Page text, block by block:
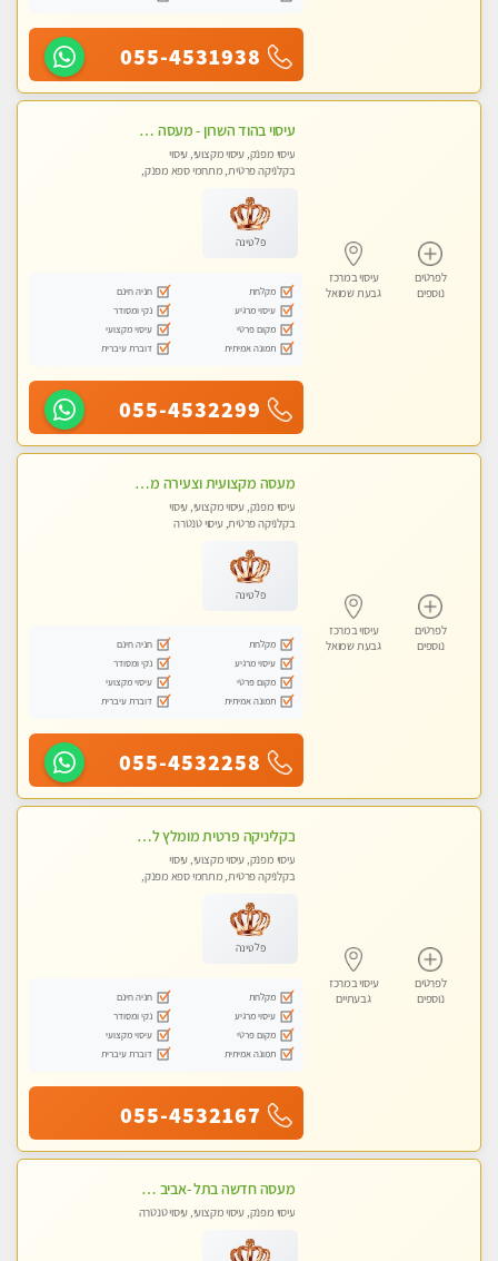
055-4531938
לפרטים
נוספים
עיסוי במרכז
גבעת שמואל
עיסוי בהוד השרון - מעסה חדשה ואיכותית לעיסוי מרגיע ומפנק VIP-מומלץ לחלוטין! פרטי! ​​​​​​ Highly recommended
עיסוי מפנק, עיסוי מקצועי, עיסוי
בקלניקה פרטית, מתחמי ספא מפנק,
פלטינה
מקלחת
חניה חינם
עיסוי מרגיע
נקי ומסודר
מקום פרטי
עיסוי מקצועי
תמונה אמיתית
דוברת עיברית
055-4532299
לפרטים
נוספים
עיסוי במרכז
גבעת שמואל
מעסה מקצועית וצעירה מוזמן לחוויה בלתי נשכחת! מומלץ לחלוטין! כל סוגי העיסויים מעסה מקצועית ואיכותית פרטי!!!
עיסוי מפנק, עיסוי מקצועי, עיסוי
בקלניקה פרטית, עיסוי טנטרה
פלטינה
מקלחת
חניה חינם
עיסוי מרגיע
נקי ומסודר
מקום פרטי
עיסוי מקצועי
תמונה אמיתית
דוברת עיברית
055-4532258
לפרטים
נוספים
עיסוי במרכז
גבעתיים
בקליניקה פרטית מומלץ לחלוטין! כל סוגי העיסויים מעסה מקצועית ואיכותית פרטי!!
עיסוי מפנק, עיסוי מקצועי, עיסוי
בקלניקה פרטית, מתחמי ספא מפנק,
פלטינה
מקלחת
חניה חינם
עיסוי מרגיע
נקי ומסודר
מקום פרטי
עיסוי מקצועי
תמונה אמיתית
דוברת עיברית
055-4532167
מעסה חדשה בתל -אביב מטפלת מקצוענית ידי זהב VIP-מומלץ לחלוטין! פרטי! ​​​​​​ Highly recommended-
עיסוי מפנק, עיסוי מקצועי, עיסוי טנטרה